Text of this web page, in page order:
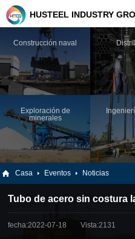
Construcción naval
Exploración de
minerales
HUSTEEL INDUSTRY
Casa Eventos Noticias
Tubo de acero sin costura
fecha:2022-07-18 Vista:2131